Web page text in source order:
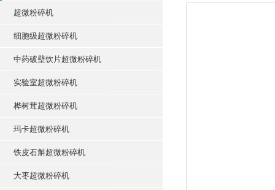
超微粉碎机
细胞级超微粉碎机
中药破壁饮片超微粉碎机
实验室超微粉碎机
桦树茸超微粉碎机
玛卡超微粉碎机
铁皮石斛超微粉碎机
大枣超微粉碎机